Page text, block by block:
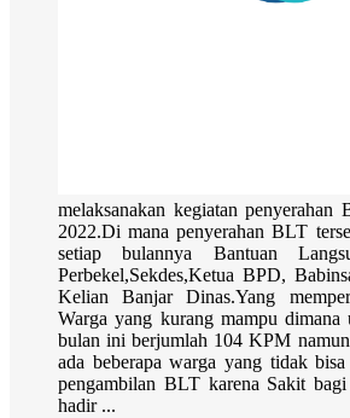
melaksanakan kegiatan
2022.Di mana penyerahan BLT
setiap bulannya Bantuan
Perbekel,Sekdes,Ketua BPD,
Kelian Banjar Dinas.Yang
Warga yang kurang mampu
bulan ini berjumlah 104 KPM
ada beberapa warga yang tidak
pengambilan BLT karena Sakit
hadir ...